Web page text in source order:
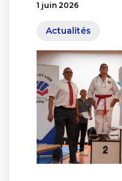
1 juin 2026
Actualités